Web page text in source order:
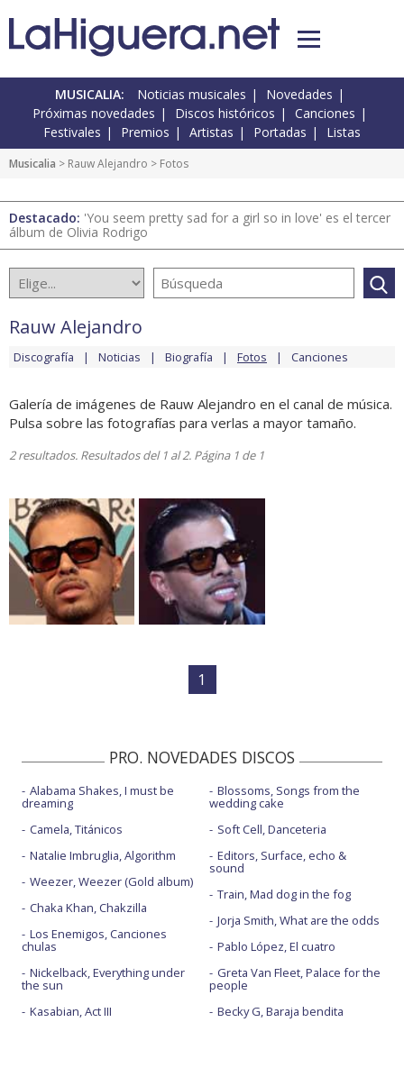
MUSICALIA: Noticias musicales
Novedades
Próximas novedades
Discos históricos
Canciones
Festivales
Premios Artistas Portadas Listas
Musicalia > Rauw Alejandro > Fotos
Destacado: 'You seem pretty sad for a girl so in love' es el tercer
álbum de Olivia Rodrigo
Rauw Alejandro
Discografía Noticias Biografía Fotos Canciones
Galería de imágenes de Rauw Alejandro en el canal de música.
Pulsa sobre las fotografías para verlas a mayor tamaño.
2 resultados. Resultados del 1 al 2. Página 1 de 1
1
PRO. NOVEDADES DISCOS
Alabama Shakes, I must be
dreaming
Camela, Titánicos
Natalie Imbruglia, Algorithm
Weezer, Weezer (Gold album)
Chaka Khan, Chakzilla
Los Enemigos, Canciones
chulas
Nickelback, Everything under
the sun
Kasabian, Act III
Blossoms, Songs from the
wedding cake
Soft Cell, Danceteria
Editors, Surface, echo &
sound
Train, Mad dog in the fog
Jorja Smith, What are the odds
Pablo López, El cuatro
Greta Van Fleet, Palace for the
people
Becky G, Baraja bendita